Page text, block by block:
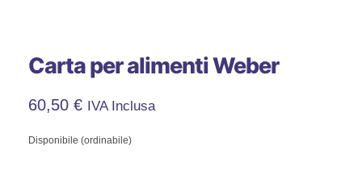
Carta per alimenti Weber
60,50 € IVA Inclusa
Disponibile (ordinabile)